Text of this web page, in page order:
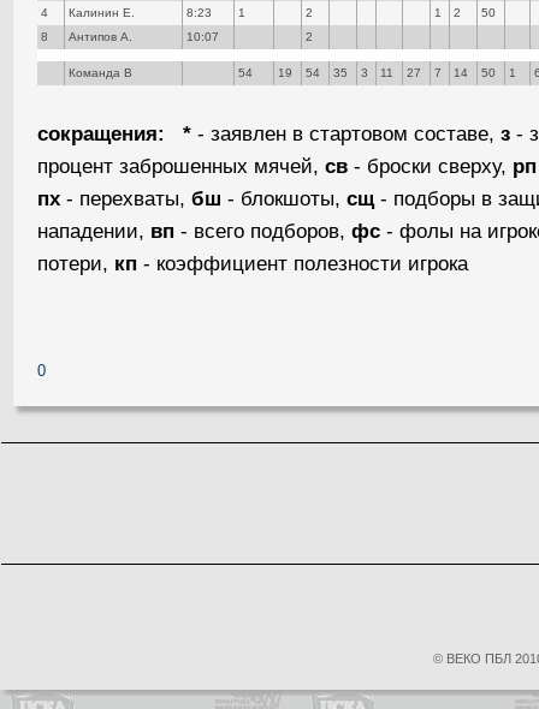
4
Калинин Е. 8:23 1 2 1 2
50
8
Антипов А. 10:07 2
Команда В 54 19 54 35 3 11 27 7 14 50 1
сокращения: * - заявлен в стартовом составе, з -
процент заброшенных мячей, св - броски сверху, рп
пх - перехваты, бш - блокшоты, сщ- подборы в
нападении, вп - всего подборов, фс - фолы на
потери, кп - коэффициент полезности игрока
0
© ВЕКО ПБЛ